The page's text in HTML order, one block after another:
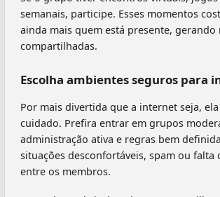
semanais, participe. Esses momentos
ainda mais quem está presente, gerando
compartilhadas.
Escolha ambientes seguros para
Por mais divertida que a internet seja,
cuidado. Prefira entrar em grupos
administração ativa e regras bem
situações desconfortáveis, spam ou falta
entre os membros.